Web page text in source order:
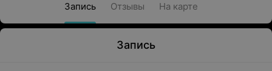
Запись Отзывы На карте
Запись